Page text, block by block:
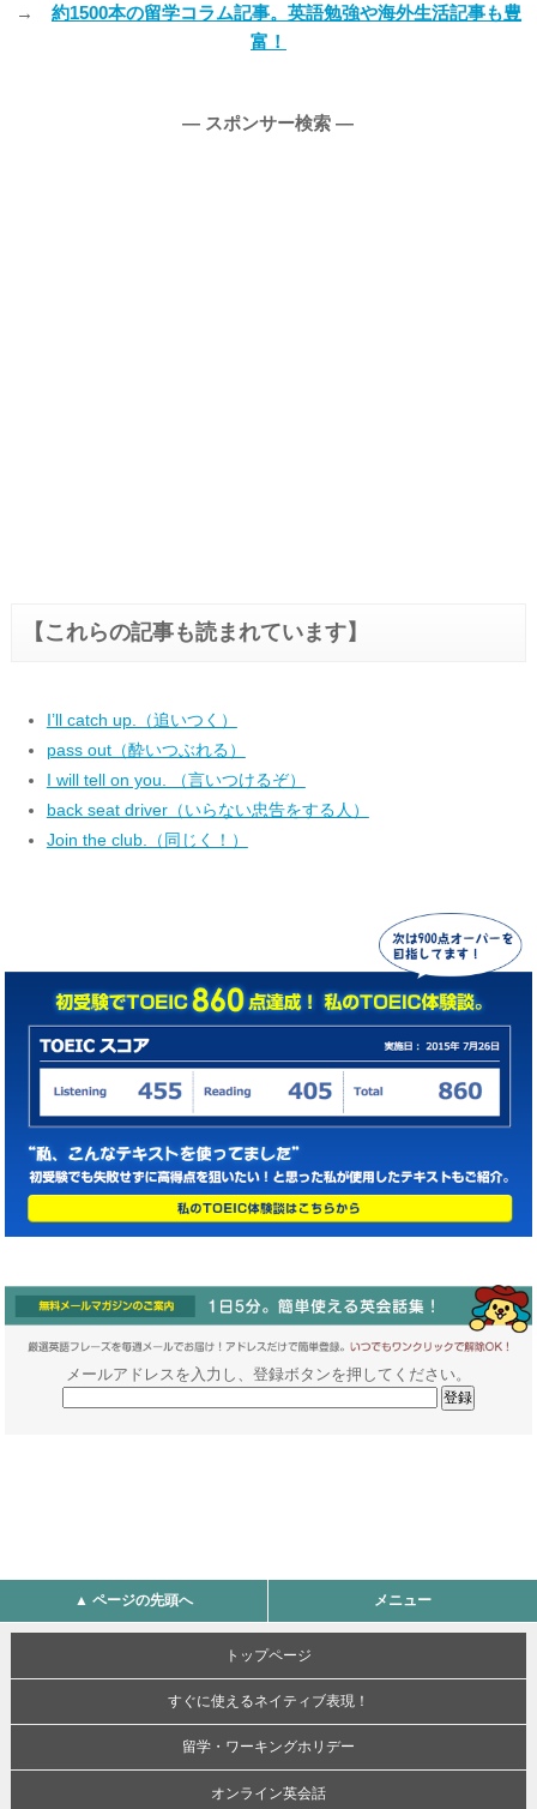
→ 約1500本の留学コラム記事。英語勉強や海外生活記事も豊
富！
― スポンサー検索 ―
【これらの記事も読まれています】
I’ll catch up.（追いつく）
pass out（酔いつぶれる）
I will tell on you. （言いつけるぞ）
back seat driver（いらない忠告をする人）
Join the club.（同じく！）
メールアドレスを入力し、登録ボタンを押してください。
▲ ページの先頭へ メニュー
トップページ
すぐに使えるネイティブ表現！
留学・ワーキングホリデー
オンライン英会話